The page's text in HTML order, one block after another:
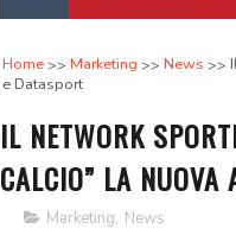
Home Marketing News
e Datasport
IL NETWORK
CALCIO” LA
Marketing, News